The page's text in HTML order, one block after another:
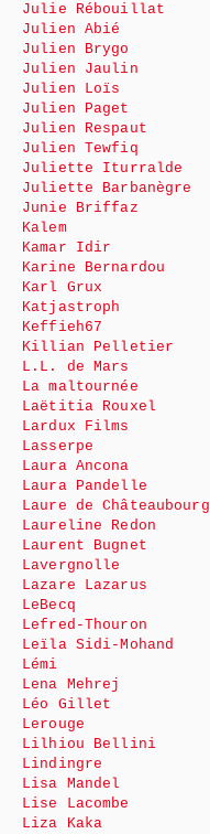
Julie Rébouillat
Julien Abié
Julien Brygo
Julien Jaulin
Julien Loïs
Julien Paget
Julien Respaut
Julien Tewfiq
Juliette Iturralde
Juliette Barbanègre
Junie Briffaz
Kalem
Kamar Idir
Karine Bernardou
Karl Grux
Katjastroph
Keffieh67
Killian Pelletier
L.L. de Mars
La maltournée
Laëtitia Rouxel
Lardux Films
Lasserpe
Laura Ancona
Laura Pandelle
Laure de Châteaubourg
Laureline Redon
Laurent Bugnet
Lavergnolle
Lazare Lazarus
LeBecq
Lefred-Thouron
Leïla Sidi-Mohand
Lémi
Lena Mehrej
Léo Gillet
Lerouge
Lilhiou Bellini
Lindingre
Lisa Mandel
Lise Lacombe
Liza Kaka